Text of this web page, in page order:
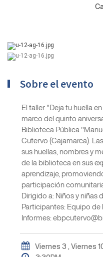
Sobre el evento
El taller "Deja tu huella
marco del quinto
Biblioteca Pública
Cutervo (Cajamarca).
sus huellas, nombres y
de la biblioteca en sus
aprendizaje,
participación
Dirigido a: Niños y niñas
Participantes: Equipo de
Informes:
Viernes 3 , Viernes